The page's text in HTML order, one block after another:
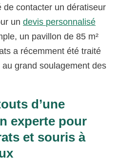
de contacter un dératiseur
undevis personnalisé
un pavillon de 85 m²
a récemment été traité
grand soulagement des
d’une
experte pour
et souris à